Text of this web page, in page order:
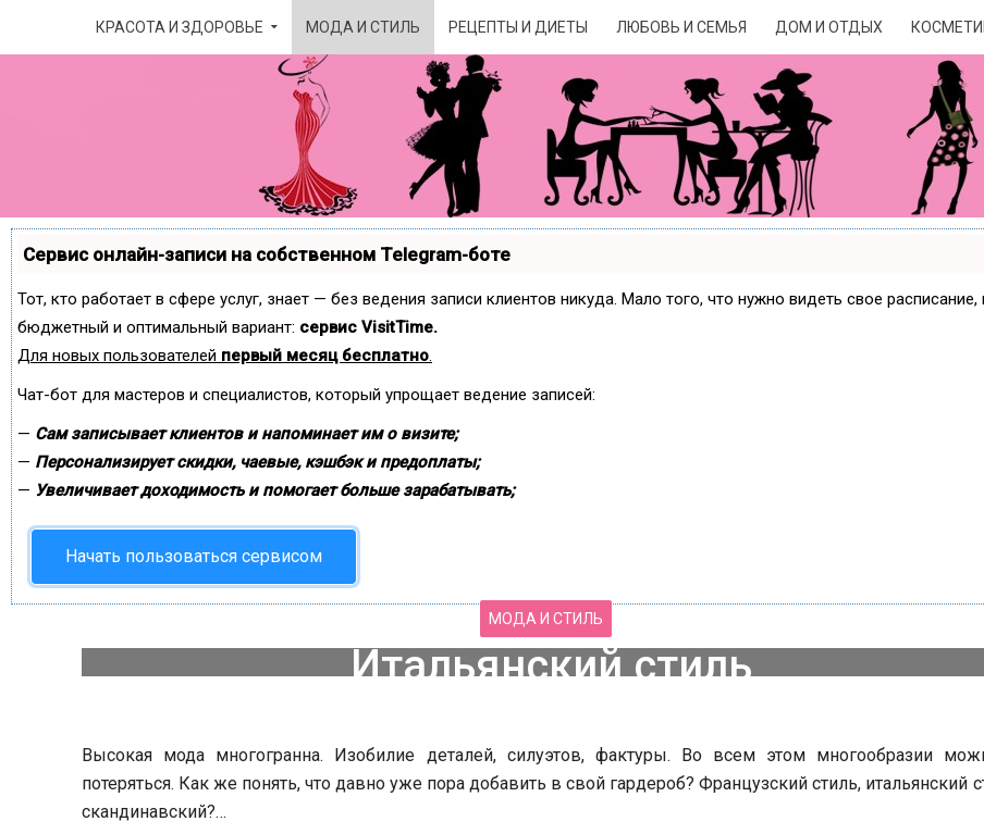
КРАСОТА И ЗДОРОВЬЕ МОДА И СТИЛЬ РЕЦЕПТЫ И ДИЕТЫ ЛЮБОВЬ И СЕМЬЯ ДОМ И ОТДЫХ
Сервис онлайн-записи на собственном Telegram-боте
Тот, кто работает в сфере услуг, знает — без ведения записи клиентов никуда. Мало того, что нужно видеть свое
бюджетный и оптимальный вариант: сервис VisitTime.
Для новых пользователей первый месяц бесплатно.
Чат-бот для мастеров и специалистов, который упрощает ведение записей:
— Сам записывает клиентов и напоминает им о визите;
— Персонализирует скидки, чаевые, кэшбэк и предоплаты;
— Увеличивает доходимость и помогает больше зарабатывать;
Начать пользоваться сервисом
МОДА И СТИЛЬ
Итальянский стиль
Высокая мода многогранна. Изобилие деталей, силуэтов, фактуры. Во всем этом многообразии
потеряться. Как же понять, что давно уже пора добавить в свой гардероб? Французский стиль, итальянский
скандинавский?…